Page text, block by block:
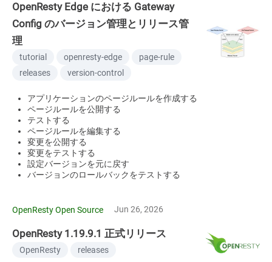
OpenResty Edge における Gateway
Config のバージョン管理とリリース管
理
tutorial openresty-edge
page-rule
releases
version-control
アプリケーションのページルールを作成する
ページルールを公開する
テストする
ページルールを編集する
変更を公開する
変更をテストする
設定バージョンを元に戻す
バージョンのロールバックをテストする
OpenResty Open Source Jun 26, 2026
OpenResty 1.19.9.1 正式リリース
OpenResty releases